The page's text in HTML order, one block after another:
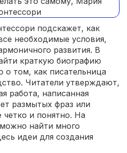
подскажет, как
необходимые условия,
развития. В
краткую биографию
том, как писательница
Читатели утверждают,
работа, написанная
размытых фраз или
четко и понятно. На
найти много
идеи для создания